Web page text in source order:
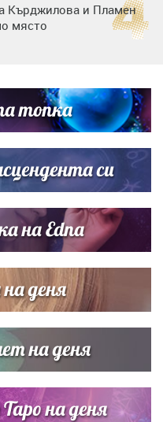
Кърджилова и Пламен
място
песен
топка
си
на Edna
деня
на деня
на деня